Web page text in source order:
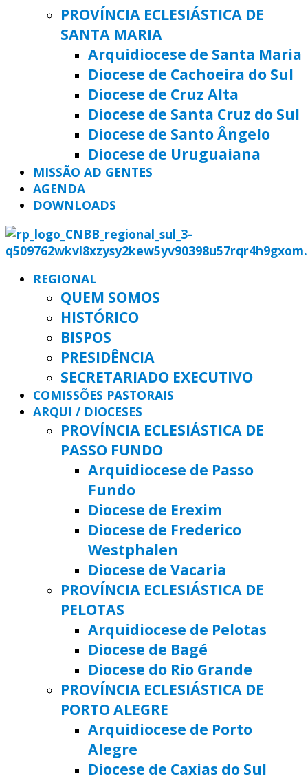
PROVÍNCIA ECLESIÁSTICA DE
SANTA MARIA
Arquidiocese de Santa Maria
Diocese de Cachoeira do Sul
Diocese de Cruz Alta
Diocese de Santa Cruz do Sul
Diocese de Santo Ângelo
Diocese de Uruguaiana
MISSÃO AD GENTES
AGENDA
DOWNLOADS
REGIONAL
QUEM SOMOS
HISTÓRICO
BISPOS
PRESIDÊNCIA
SECRETARIADO EXECUTIVO
COMISSÕES PASTORAIS
ARQUI / DIOCESES
PROVÍNCIA ECLESIÁSTICA DE
PASSO FUNDO
Arquidiocese de Passo
Fundo
Diocese de Erexim
Diocese de Frederico
Westphalen
Diocese de Vacaria
PROVÍNCIA ECLESIÁSTICA DE
PELOTAS
Arquidiocese de Pelotas
Diocese de Bagé
Diocese do Rio Grande
PROVÍNCIA ECLESIÁSTICA DE
PORTO ALEGRE
Arquidiocese de Porto
Alegre
Diocese de Caxias do Sul